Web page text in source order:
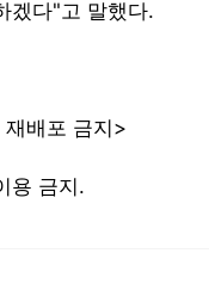
겠다"고 말했다.
배포 금지>
용 금지.